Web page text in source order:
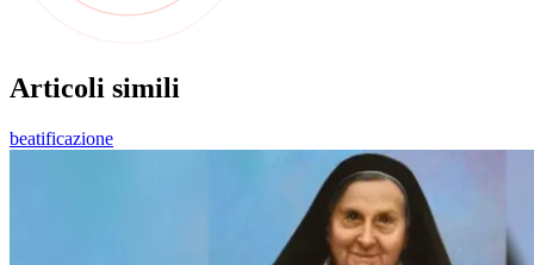
Articoli simili
beatificazione